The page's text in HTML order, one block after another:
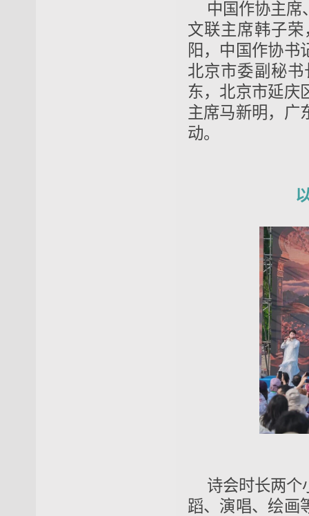
中国作协主
文联主席韩子
阳，中国作协书
北京市委副秘
东，北京市延庆
主席马新明，广
动。
诗会时长两个
蹈、演唱、绘画